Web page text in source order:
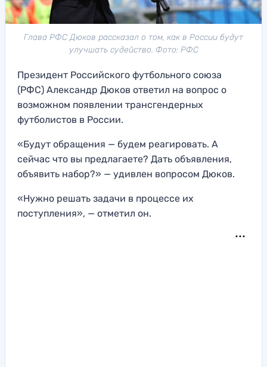
Глава РФС Дюков рассказал о том, как в России будут
улучшать судейство. Фото: РФС
Президент Российского футбольного союза
(РФС) Александр Дюков ответил на вопрос о
возможном появлении трансгендерных
футболистов в России.
«Будут обращения — будем реагировать. А
сейчас что вы предлагаете? Дать объявления,
объявить набор?» — удивлен вопросом Дюков.
«Нужно решать задачи в процессе их
поступления», — отметил он.